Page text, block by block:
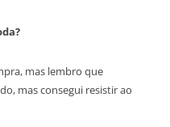
mas lembro que
mas consegui resistir ao